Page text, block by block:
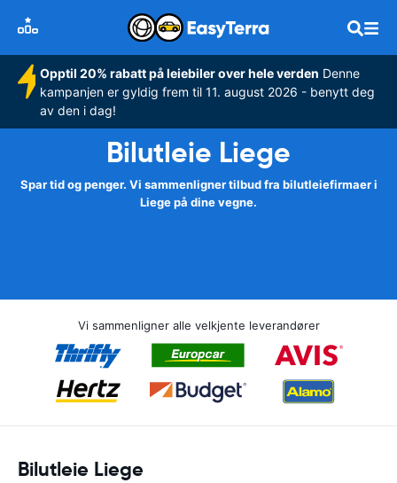
Opptil 20% rabatt på leiebiler over hele verden Denne
kampanjen er gyldig frem til 11. august 2026 - benytt deg
av den i dag!
Bilutleie Liege
Spar tid og penger. Vi sammenligner tilbud fra bilutleiefirmaer i
Liege på dine vegne.
Vi sammenligner alle velkjente leverandører
Bilutleie Liege